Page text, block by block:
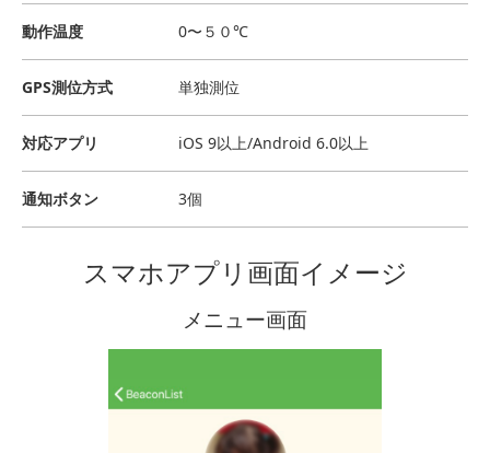
動作温度 0〜５０℃
GPS測位方式 単独測位
対応アプリ iOS 9以上/Android 6.0以上
通知ボタン 3個
スマホアプリ画面イメージ
メニュー画面